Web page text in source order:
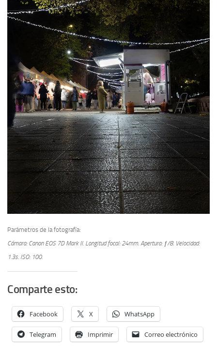
Parámetros de la fotografía:
Cámara: Canon EOS 7D Mark II. Longitud focal: 24mm. Apertura: ƒ/8. Velocidad:
1.3s. ISO: 100.
Comparte esto:
Facebook X WhatsApp
Telegram Imprimir Correo electrónico